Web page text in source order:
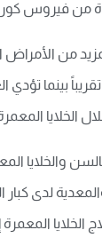
من فيروس
من الأمراض
بينما
الخلايا
والخلايا
لدى
الخلايا